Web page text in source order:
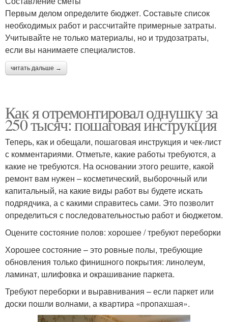
Первым делом определите бюджет. Составьте список
необходимых работ и рассчитайте примерные затраты.
Учитывайте не только материалы, но и трудозатраты,
если вы нанимаете специалистов.
читать дальше →
Как я отремонтировал однушку за
250 тысяч: пошаговая инструкция
Теперь, как и обещали, пошаговая инструкция и чек-лист
с комментариями. Отметьте, какие работы требуются, а
какие не требуются. На основании этого решите, какой
ремонт вам нужен – косметический, выборочный или
капитальный, на какие виды работ вы будете искать
подрядчика, а с какими справитесь сами. Это позволит
определиться с последовательностью работ и бюджетом.
Оцените состояние полов: хорошее / требуют переборки
Хорошее состояние – это ровные полы, требующие
обновления только финишного покрытия: линолеум,
ламинат, шлифовка и окрашивание паркета.
Требуют переборки и выравнивания – если паркет или
доски пошли волнами, а квартира «пропахшая».